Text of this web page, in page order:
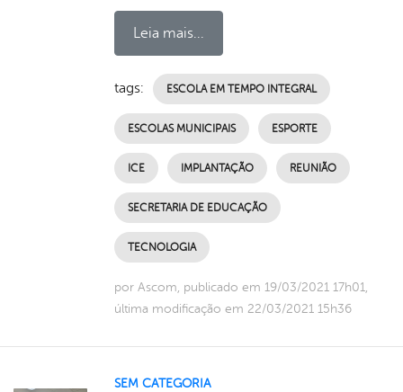
Leia mais...
tags: ESCOLA EM TEMPO INTEGRAL
ESCOLAS MUNICIPAIS ESPORTE
ICE IMPLANTAÇÃO REUNIÃO
SECRETARIA DE EDUCAÇÃO
TECNOLOGIA
por Ascom, publicado em 19/03/2021 17h01,
última modificação em 22/03/2021 15h36
SEM CATEGORIA